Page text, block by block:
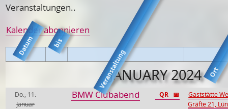
Veranstaltungen..
Kalender abonnieren
Datum bis
Veranstaltung Ort
JANUARY 2024
Do., 11.
Januar
BMW Clubabend 📅
QR
Gaststätte
Gräfte 21,